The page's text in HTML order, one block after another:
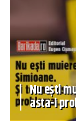
Nu ești
asta-i